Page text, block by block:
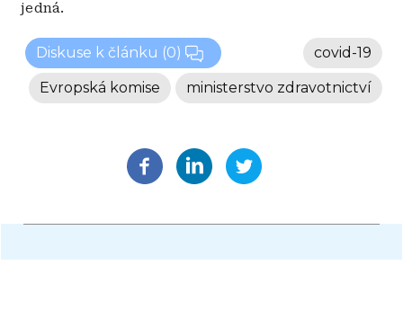
jedná.
Diskuse k článku (0) covid-19
ministerstvo zdravotnictví
Evropská komise